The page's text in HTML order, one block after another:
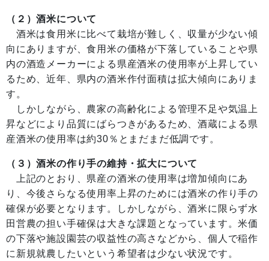
（２）酒米について
酒米は食用米に比べて栽培が難しく、収量が少ない傾
向にありますが、食用米の価格が下落していることや県
内の酒造メーカーによる県産酒米の使用率が上昇してい
るため、近年、県内の酒米作付面積は拡大傾向にありま
す。
しかしながら、農家の高齢化による管理不足や気温上
昇などにより品質にばらつきがあるため、酒蔵による県
産酒米の使用率は約30％とまだまだ低調です。
（３）酒米の作り手の維持・拡大について
上記のとおり、県産の酒米の使用率は増加傾向にあ
り、今後さらなる使用率上昇のためには酒米の作り手の
確保が必要となります。しかしながら、酒米に限らず水
田営農の担い手確保は大きな課題となっています。米価
の下落や施設園芸の収益性の高さなどから、個人で稲作
に新規就農したいという希望者は少ない状況です。